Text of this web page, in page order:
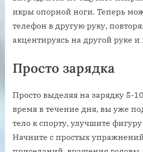
икры опорной ноги. Теперь
телефон в другую руку,
акцентируясь на другой руке и
Просто зарядка
Просто выделяя на зарядку 5-
время в течение дня, вы уже
тело к спорту, улучшите
Начните с простых